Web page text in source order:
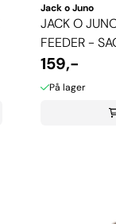
Jack o Juno
JACK O
FEEDER -
159,-
På lager